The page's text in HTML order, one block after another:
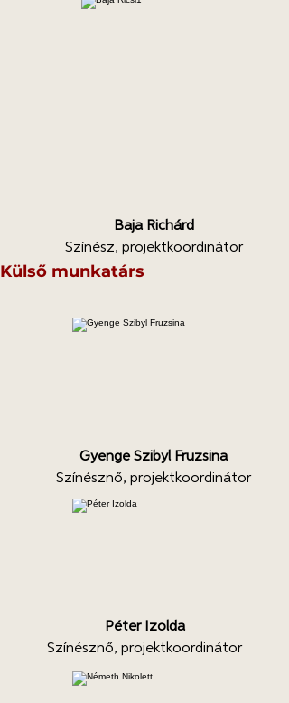
Baja Richárd
Színész, projektkoordinátor
Külső munkatárs
Gyenge Szibyl Fruzsina
Színésznő, projektkoordinátor
Péter Izolda
Színésznő, projektkoordinátor